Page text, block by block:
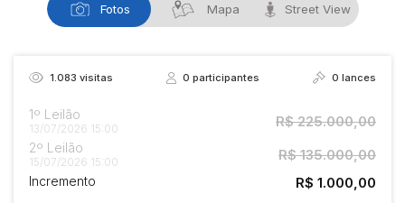
Fotos Mapa Street View
1.083 visitas 0 participantes 0 lances
1º Leilão
13/07/2026 15:00 R$ 225.000,00
2º Leilão
15/07/2026 15:00 R$ 135.000,00
Incremento R$ 1.000,00